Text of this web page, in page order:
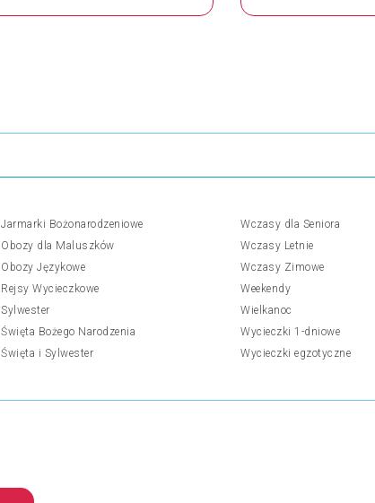
Jarmarki Bożonarodzeniowe
Obozy dla Maluszków
Obozy Językowe
Rejsy Wycieczkowe
Sylwester
Święta Bożego Narodzenia
Święta i Sylwester
Wczasy dla Seniora
Wczasy Letnie
Wczasy Zimowe
Weekendy
Wielkanoc
Wycieczki 1-dniowe
Wycieczki egzotyczne